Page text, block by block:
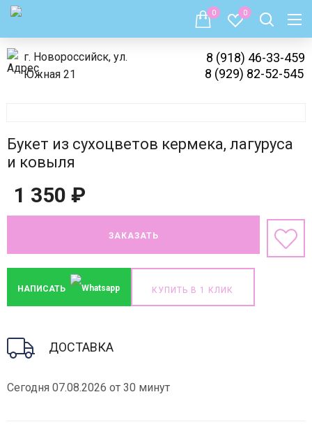
8 (918) 46-33-459
8 (929) 82-52-545
г. Новороссийск, ул.
Южная 21
0
0
Букет из сухоцветов кермека, лагуруса
и ковыля
1 350 ₽
ЗАКАЗАТЬ
НАПИСАТЬ КУПИТЬ В 1 КЛИК
ДОСТАВКА
Сегодня 07.08.2026 от 30 минут